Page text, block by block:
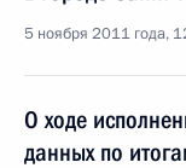
5 ноября 2011 года,
О ходе
данных по